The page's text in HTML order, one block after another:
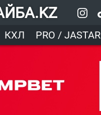
КХЛ
PRO / JASTAR